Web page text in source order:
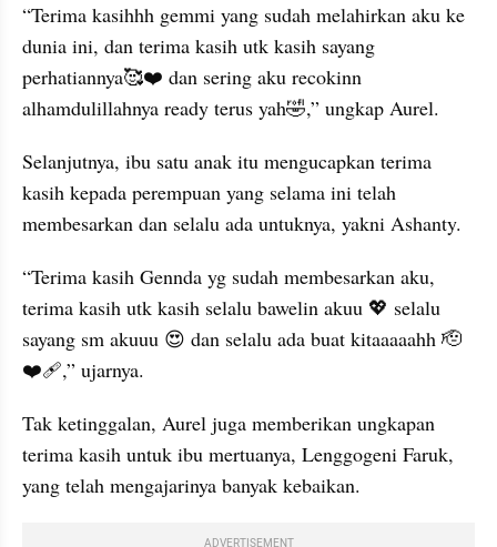
“Terima kasihhh gemmi yang sudah melahirkan aku ke
dunia ini, dan terima kasih utk kasih sayang
perhatiannya🥰❤️ dan sering aku recokinn
alhamdulillahnya ready terus yah🤣,” ungkap Aurel.
Selanjutnya, ibu satu anak itu mengucapkan terima
kasih kepada perempuan yang selama ini telah
membesarkan dan selalu ada untuknya, yakni Ashanty.
“Terima kasih Gennda yg sudah membesarkan aku,
terima kasih utk kasih selalu bawelin akuu 💖 selalu
sayang sm akuuu 😍 dan selalu ada buat kitaaaaahh 🫡
❤️‍🩹,” ujarnya.
Tak ketinggalan, Aurel juga memberikan ungkapan
terima kasih untuk ibu mertuanya, Lenggogeni Faruk,
yang telah mengajarinya banyak kebaikan.
ADVERTISEMENT